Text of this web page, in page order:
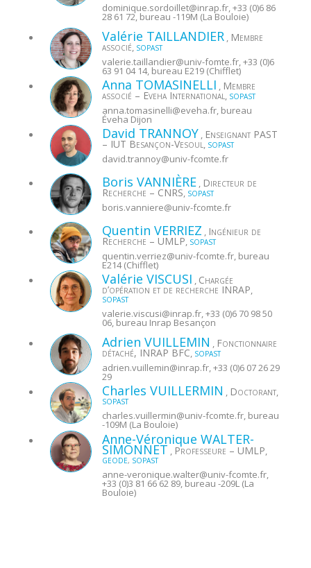
dominique.sordoillet@inrap.fr, +33 (0)6 86
28 61 72, bureau -119M (La Bouloie)
Valérie TAILLANDIER Membre
associé SOPAST
valerie.taillandier@univ-fomte.fr, +33 (0)6
63 91 04 14, bureau E219 (Chifflet)
Anna TOMASINELLI Membre
associé – Eveha International SOPAST
anna.tomasinelli@eveha.fr, bureau
Éveha Dijon
David TRANNOY Enseignant PAST
– IUT Besançon-Vesoul SOPAST
david.trannoy@univ-fcomte.fr
Boris VANNIÈRE Directeur de
Recherche – CNRS SOPAST
boris.vanniere@univ-fcomte.fr
Quentin VERRIEZ Ingénieur de
Recherche – UMLP SOPAST
quentin.verriez@univ-fcomte.fr, bureau
E214 (Chifflet)
Valérie VISCUSI Chargée
d’opération et de recherche INRAP
SOPAST
valerie.viscusi@inrap.fr, +33 (0)6 70 98 50
06, bureau Inrap Besançon
Adrien VUILLEMIN Fonctionnaire
détaché, INRAP BFC SOPAST
adrien.vuillemin@inrap.fr, +33 (0)6 07 26 29
29
Charles VUILLERMIN Doctorant,
SOPAST
charles.vuillermin@univ-fcomte.fr, bureau
-109M (La Bouloie)
Anne-Véronique WALTER-
SIMONNET Professeure – UMLP
GEODE, SOPAST
anne-veronique.walter@univ-fcomte.fr,
+33 (0)3 81 66 62 89, bureau -209L (La
Bouloie)